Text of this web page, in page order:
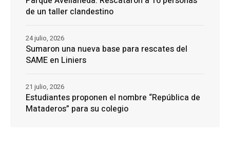
de un taller clandestino
Sumaron una nueva base para rescates del
SAME en Liniers
24 julio, 2026
Estudiantes proponen el nombre “República de
Mataderos” para su colegio
21 julio, 2026